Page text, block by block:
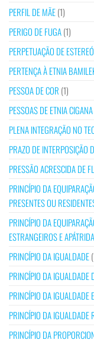
PERFIL DE MÃE(1)
PERIGO DE FUGA(1)
PERPETUAÇÃO DE
PERTENÇA À ETNIA
PESSOA DE COR (1)
PESSOAS DE ETNIA CIGANA
PLENA INTEGRAÇÃO NO
PRAZO DE INTERPOSIÇÃO
PRESSÃO ACRESCIDA DE
PRINCÍPIO DA
PRESENTES OU
PRINCÍPIO DA
ESTRANGEIROS E
PRINCÍPIO DA IGUALDADE
PRINCÍPIO DA IGUALDADE
PRINCÍPIO DA IGUALDADE
PRINCÍPIO DA IGUALDADE
PRINCÍPIO DA